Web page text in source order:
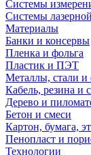
Системы
Системы
Материалы
Банки и консервы
Пленка и фольга
Пластик и ПЭТ
Металлы, стали и
Кабель, резина и
Дерево и
Бетон и смеси
Картон, бумага,
Пенопласт и
Технологии